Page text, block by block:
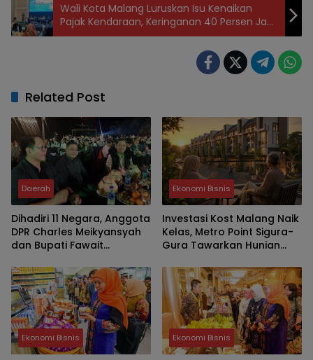
Wali Kota Malang Luruskan Isu Kenaikan
Pajak Kendaraan, Keringanan 40 Persen Jadi
Penopang
Related Post
Daerah
Dihadiri 11 Negara, Anggota
DPR Charles Meikyansyah
dan Bupati Fawait
Internasional JKCI
Ekonomi Bisnis
Investasi Kost Malang Naik
Kelas, Metro Point Sigura-
Gura Tawarkan Hunian
Panjang
Ekonomi Bisnis Ekonomi Bisnis